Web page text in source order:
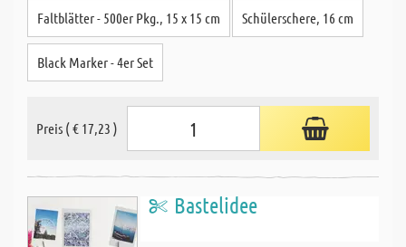
Faltblätter - 500er Pkg., 15 x 15 cm Schülerschere, 16 cm
Black Marker - 4er Set
Preis ( € 17,23 )
Bastelidee